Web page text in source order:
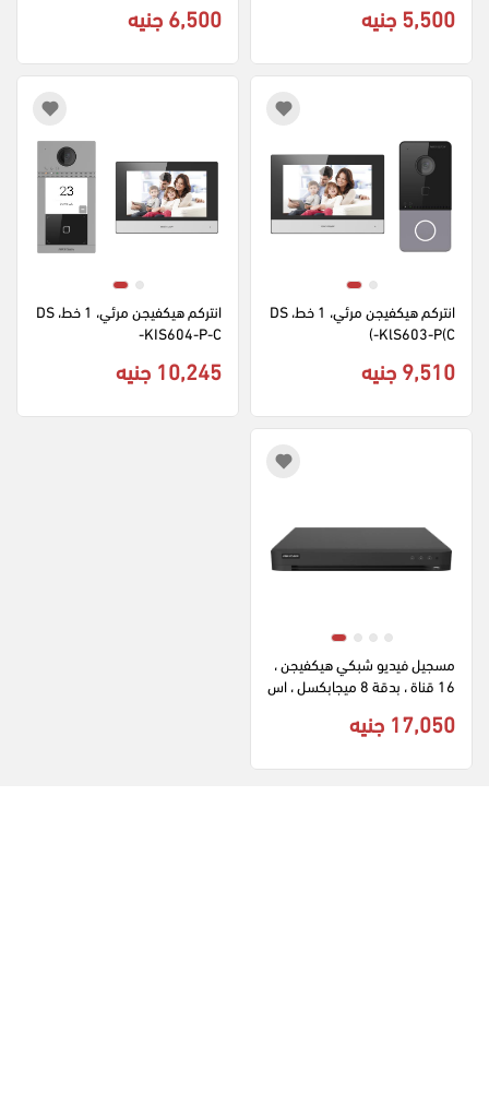
(C)
5,500 جنيه 6,500 جنيه
انتركم هيكفيجن مرئي، 1 خط، DS
-KlS603-P(C)
9,510 جنيه
انتركم هيكفيجن مرئي، 1 خط، DS
-KIS604-P-C
10,245 جنيه
16 قناة ، بدقة 8 ميجابكسل ، اس
17,050 جنيه